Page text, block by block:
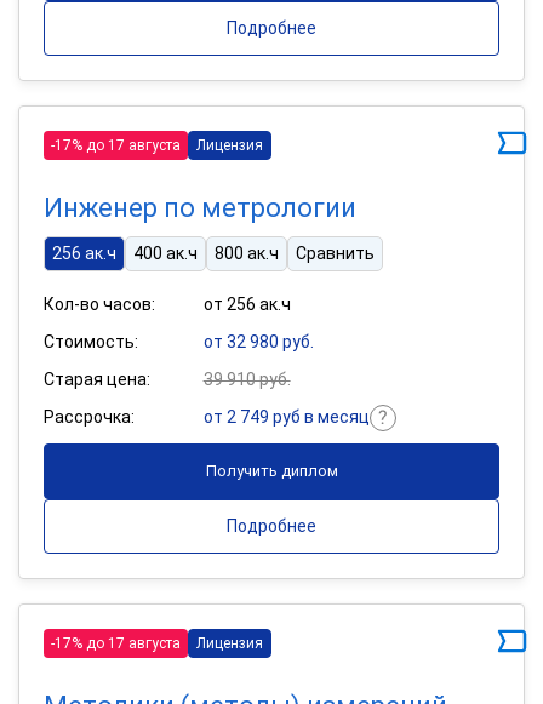
Подробнее
-17% до 17 августа Лицензия
Инженер по метрологии
256 ак.ч 400 ак.ч 800 ак.ч Сравнить
Кол-во часов:
от 256 ак.ч
Стоимость:
от 32 980 руб.
Старая цена:
39 910 руб.
Рассрочка:
от 2 749 руб в месяц
Получить диплом
Подробнее
-17% до 17 августа Лицензия